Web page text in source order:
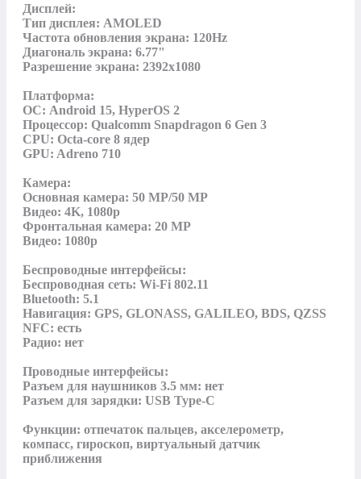
Дисплей:
Тип дисплея: AMOLED
Частота обновления экрана: 120Hz
Диагональ экрана: 6.77"
Разрешение экрана: 2392x1080
Платформа:
ОС: Android 15, HyperOS 2
Процессор: Qualcomm Snapdragon 6 Gen 3
CPU: Octa-core 8 ядер
GPU: Adreno 710
Камера:
Основная камера: 50 MP/50 MP
Видео: 4K, 1080p
Фронтальная камера: 20 MP
Видео: 1080p
Беспроводные интерфейсы:
Беспроводная сеть: Wi-Fi 802.11
Bluetooth: 5.1
Навигация: GPS, GLONASS, GALILEO, BDS, QZSS
NFC: есть
Радио: нет
Проводные интерфейсы:
Разъем для наушников 3.5 мм: нет
Разъем для зарядки: USB Type-C
Функции: отпечаток пальцев, акселерометр,
компасс, гироскоп, виртуальный датчик
приближения